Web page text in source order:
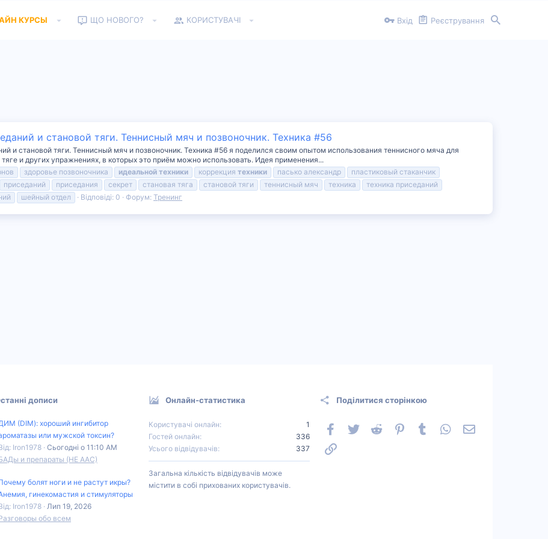
КУРСЫ ЩО НОВОГО? КОРИСТУВАЧІ Вхід Реєстрування
и становой тяги. Теннисный мяч и позвоночник. Техника #56
и становой тяги. Теннисный мяч и позвоночник. Техника #56 я поделился своим опытом использования теннисного мяча для
и других упражнениях, в которых это приём можно использовать. Идея применения...
здоровье позвоночника идеальной техники коррекция техники пасько александр
пластиковый стаканчик
приседаний приседания секрет становая тяга становой тяги теннисный мяч техника
техника приседаний
шейный отдел Відповіді: 0 Форум: Тренинг
дописи
(DIM): хороший ингибитор
или мужской токсин?
Iron1978 Сьогодні о 11:10 AM
и препараты (НЕ ААС)
болят ноги и не растут икры?
гинекомастия и стимуляторы
Iron1978 Лип 19, 2026
обо всем
Онлайн-статистика
Користувачі онлайн
1
Гостей онлайн
336
Усього відвідувачів
337
Загальна кількість відвідувачів може
містити в собі прихованих користувачів.
Поділитися сторінкою
FacebookTwitter Reddit PinterestTumblr WhatsApp